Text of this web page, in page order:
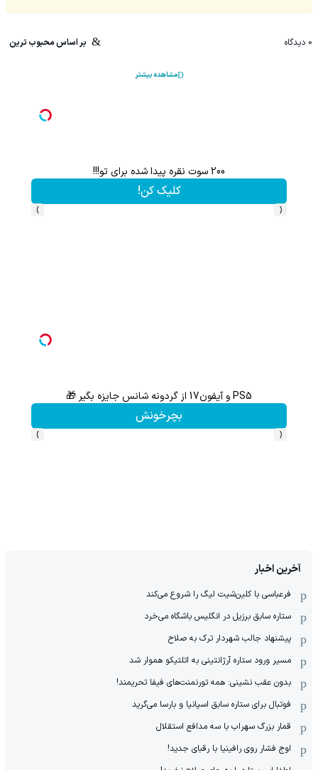
0 دیدگاه بر اساس محبوب ترین
مشاهده بیشتر
هم سرمایه گذاری میکنی هم نقره هدیه میگیری ؛ثبت نام کن
کلیک کن!
‹
›
با خرید اول از گریم 200 سوت هدیه بگیر
کلیک کن!
‹
›
آخرین اخبار
فرعباسی با کلین‌شیت لیگ را شروع می‌کند
ستاره سابق برزیل در انگلیس باشگاه می‌خرد
پیشنهاد جالب شهردار ترک به صلاح
مسیر ورود ستاره آرژانتینی به اتلتیکو هموار شد
بدون عقب نشینی: همه تورنمنت‌های فیفا تحریمند!
فوتبال برای ستاره سابق اسپانیا و بارسا می‌گرید
قمار بزرگ سهراب با سه مدافع استقلال
اوج فشار روی رافینیا با رقبای جدید!